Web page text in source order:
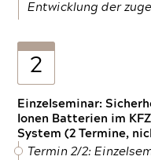
Entwicklung der
2
Einzelseminar:
Ionen Batterien im
System (2 Termine,
Termin 2/2: